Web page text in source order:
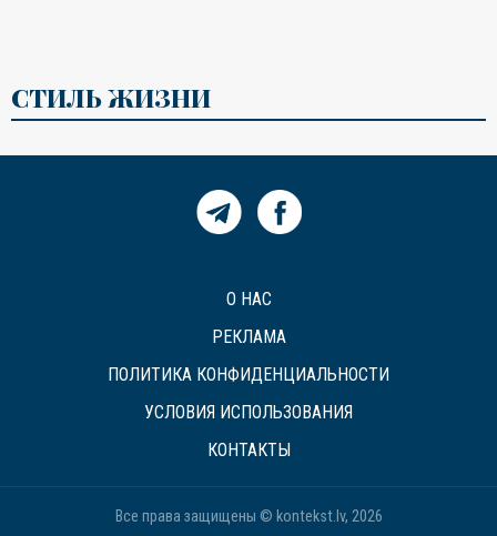
СТИЛЬ ЖИЗНИ
О НАС
РЕКЛАМА
ПОЛИТИКА КОНФИДЕНЦИАЛЬНОСТИ
УСЛОВИЯ ИСПОЛЬЗОВАНИЯ
КОНТАКТЫ
Все права защищены © kontekst.lv, 2026